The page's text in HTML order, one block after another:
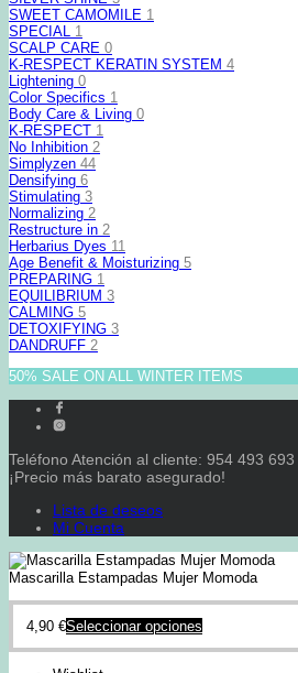
SWEET CAMOMILE 1
SPECIAL 1
SCALP CARE 0
K-RESPECT KERATIN SYSTEM 4
Lightening 0
Color Specifics 1
Body Care & Living 0
K-RESPECT 1
No Inhibition 2
Simplyzen 44
Densifying 6
Stimulating 3
Normalizing 2
Restructure in 2
Herbarius Dyes 11
Age Benefit & Moisturizing 5
PREPARING 1
EQUILIBRIUM 3
CALMING 5
DETOXIFYING 3
DANDRUFF 2
50% SALE ON ALL WINTER ITEMS
Teléfono Atención al cliente: 954 493 693
¡Precio más barato asegurado!
Lista de deseos
Mi Cuenta
Mascarilla Estampadas Mujer Momoda
4,90 €Seleccionar opciones